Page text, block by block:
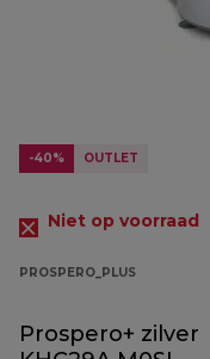
-40% OUTLET
Niet op voorraad
PROSPERO_PLUS
Prospero+ zilver